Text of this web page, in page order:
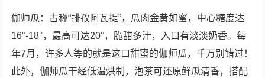
伽师瓜：古称“排孜阿瓦提”，瓜肉金黄如蜜，中心糖度达
16°-18°，最高可达20°，脆甜多汁，入口有淡淡奶香。每
年7月，许多人等的就是这口甜蜜的伽师瓜，千万别错过！
此外，伽师瓜干经低温烘制，泡茶可还原鲜瓜清香，搭配